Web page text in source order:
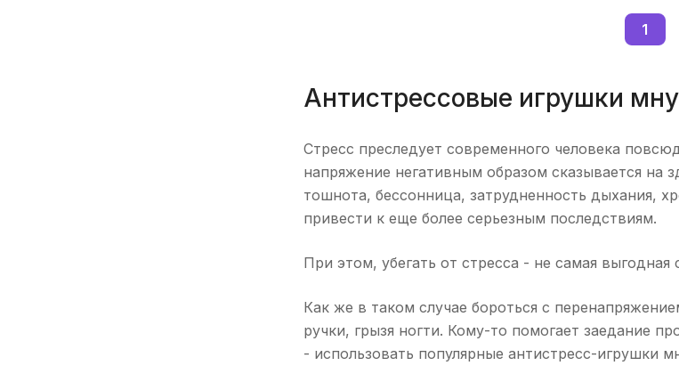
1
Антистрессовые игрушки
Стресс преследует современного человека
напряжение негативным образом сказывается на
тошнота, бессонница, затрудненность дыхания,
привести к еще более серьезным последствиям.
При этом, убегать от стресса - не самая выгодная
Как же в таком случае бороться с
ручки, грызя ногти. Кому-то помогает заедание
- использовать популярные антистресс-игрушки